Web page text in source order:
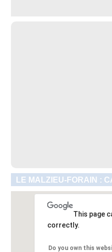
LE MALZIEU-FORAIN :
This page
correctly.
Do you own this